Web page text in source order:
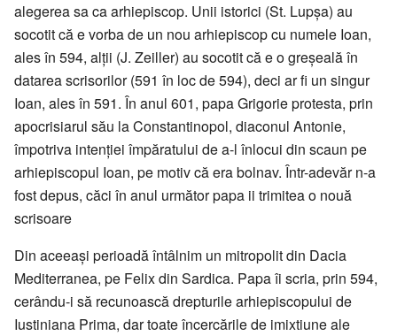
alegerea sa ca arhiepiscop. Unii istorici (St. Lupșa) au
socotit că e vorba de un nou arhiepiscop cu numele Ioan,
ales în 594, alții (J. Zeiller) au socotit că e o greșeală în
datarea scrisorilor (591 în loc de 594), deci ar fi un singur
Ioan, ales în 591. În anul 601, papa Grigorie protesta, prin
apocrisiarul său la Constantinopol, diaconul Antonie,
împotriva intenției împăratului de a-l înlocui din scaun pe
arhiepiscopul Ioan, pe motiv că era bolnav. Într-adevăr n-a
fost depus, căci în anul următor papa ii trimitea o nouă
scrisoare
Din aceeași perioadă întâlnim un mitropolit din Dacia
Mediterranea, pe Felix din Sardica. Papa îi scria, prin 594,
cerându-i să recunoască drepturile arhiepiscopului de
Iustiniana Prima, dar toate încercările de imixtiune ale